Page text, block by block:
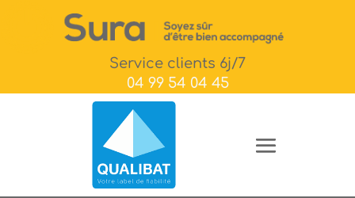
Service clients 6j/7
04 99 54 04 45